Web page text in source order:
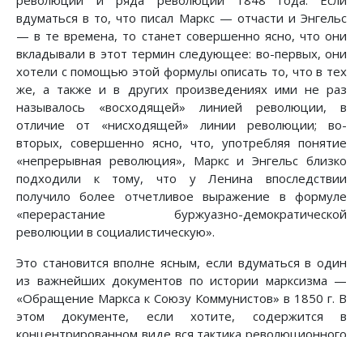
вдуматься в то, что писал Маркс — отчасти и Энгельс
— в те времена, то станет совершенно ясно, что они
вкладывали в этот термин следующее: во-первых, они
хотели с помощью этой формулы описать то, что в тех
же, а также и в других произведениях ими не раз
называлось «восходящей» линией революции, в
отличие от «нисходящей» линии революции; во-
вторых, совершенно ясно, что, употребляя понятие
«непрерывная революция», Маркс и Энгельс близко
подходили к тому, что у Ленина впоследствии
получило более отчетливое выражение в формуле
«перерастание буржуазно-демократической
революции в социалистическую».
Это становится вполне ясным, если вдуматься в один
из важнейших документов по истории марксизма —
«Обращение Маркса к Союзу Коммунистов» в 1850 г. В
этом документе, если хотите, содержится в